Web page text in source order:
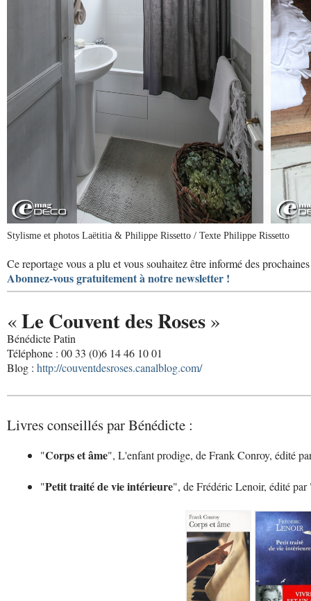
Stylisme et photos Laëtitia & Philippe Rissetto / Texte Philippe Rissetto
Ce reportage vous a plu et vous souhaitez être informé des
Abonnez-vous gratuitement à notre newsletter !
«Le Couvent des Roses »
Bénédicte Patin
Téléphone : 00 33 (0)6 14 46 10 01
Blog : http://couventdesroses.canalblog.com/
Livres conseillés par Bénédicte :
"Corps et âme", L'enfant prodige, de Frank Conroy, édité
"Petit traité de vie intérieure", de Frédéric Lenoir, édité